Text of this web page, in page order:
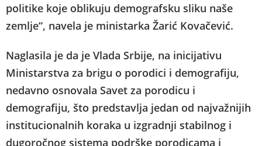
politike koje oblikuju demografsku sliku naše
zemlje“, navela je ministarka Žarić Kovačević.
Naglasila je da je Vlada Srbije, na inicijativu
Ministarstva za brigu o porodici i demografiju,
nedavno osnovala Savet za porodicu i
demografiju, što predstavlja jedan od najvažnijih
institucionalnih koraka u izgradnji stabilnog i
dugoročnog sistema podrške porodicama i